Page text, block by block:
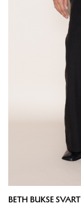
BETH BUKSE SVART